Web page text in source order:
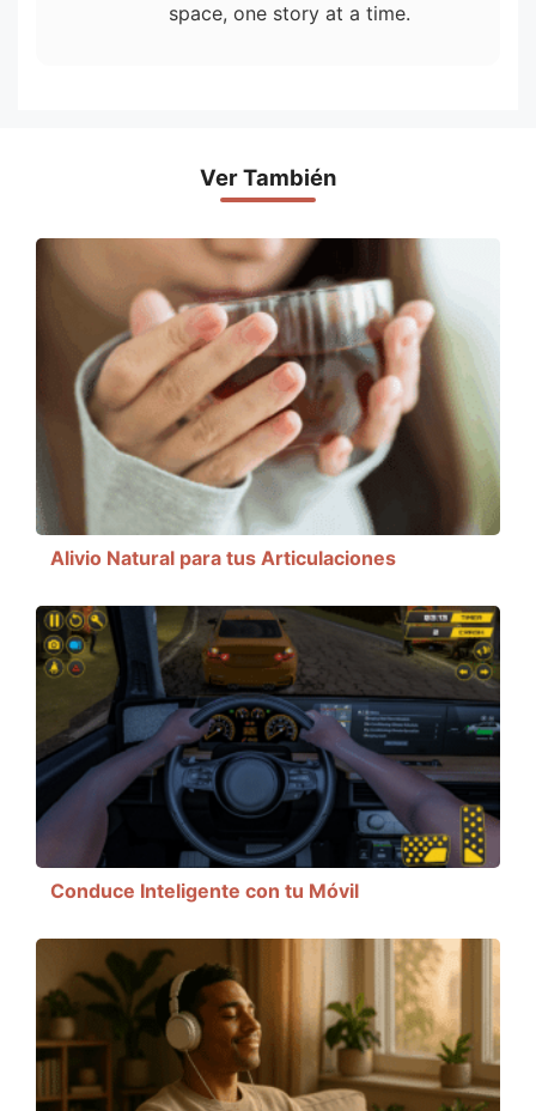
space, one story at a time.
Ver También
Alivio Natural para tus Articulaciones
Conduce Inteligente con tu Móvil